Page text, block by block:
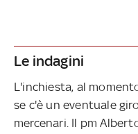
Le indagini
L'inchiesta, al
se c'è un eventuale
mercenari. Il pm